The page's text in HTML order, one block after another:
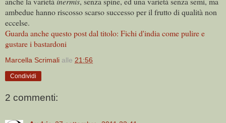
ambedue hanno riscosso scarso successo per il frutto di qualità non
eccelse.
Guarda anche questo post dal titolo: Fichi d'india come pulire e
gustare i bastardoni
Marcella Scrimali alle 21:56
Condividi
2 commenti: